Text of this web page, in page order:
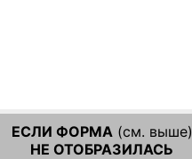
ЕСЛИ ФОРМА (см. выше)
НЕ ОТОБРАЗИЛАСЬ